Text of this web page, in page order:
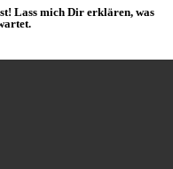
Lass mich Dir erklären, was